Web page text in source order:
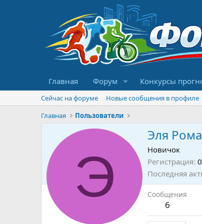
Главная Форум Конкурсы
Сейчас на форуме Новые сообщения в профиле
Главная
Пользователи
Э
Эля
Новичок
Регистрация
Последняя
Сообщения
6